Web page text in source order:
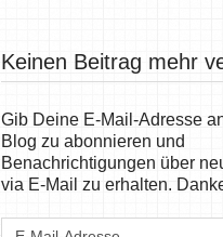
Keinen Beitrag mehr
Gib Deine E-Mail-Adresse
Blog zu abonnieren und
Benachrichtigungen über
via E-Mail zu erhalten.
E-